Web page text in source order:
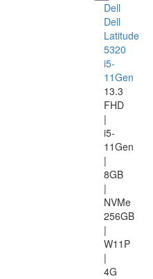
Dell
Dell
Latitude
5320
i5-
11Gen
13.3
FHD
|
i5-
11Gen
|
8GB
|
NVMe
256GB
|
W11P
|
4G